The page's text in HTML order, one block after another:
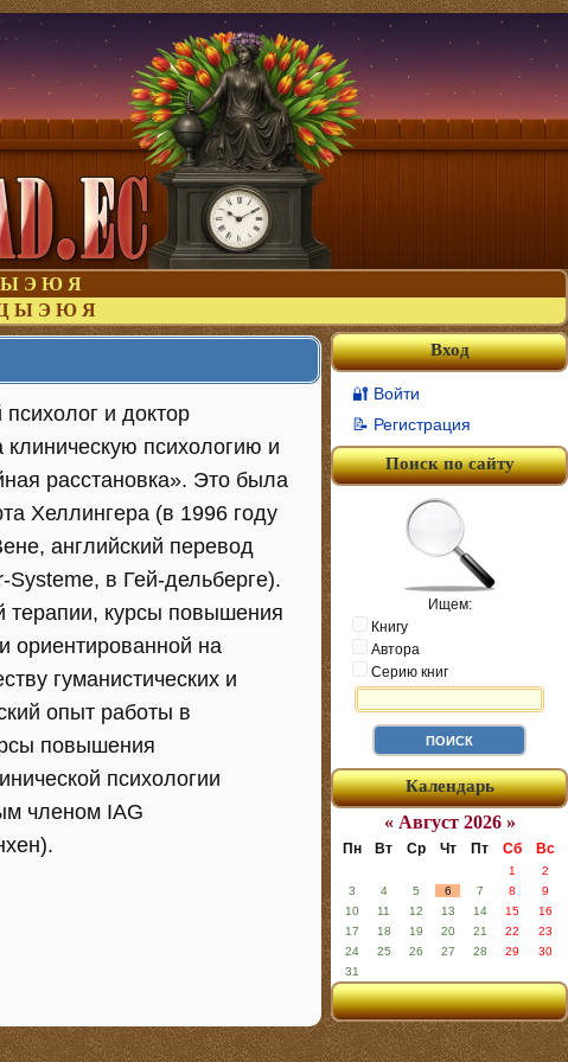
Ы Э Ю Я
Ы Э Ю Я
и доктор
психологию и
расстановка». Это была
Хеллингера (в 1996 году
английский перевод
в Гей-дельберге).
терапии, курсы повышения
ориентированной на
гуманистических и
опыт работы в
повышения
психологии
членом IAG
Вход
🔐 Войти
📝 Регистрация
Поиск по сайту
Ищем:
Книгу
Автора
Серию книг
Календарь
« Август 2026 »
Пн Вт Ср Чт Пт Сб Вс
1
2
3
4 5 6 7 8
9
10
11 12 13 14 15
16
17
18 19 20 21 22
23
24
25 26 27 28 29
30
31